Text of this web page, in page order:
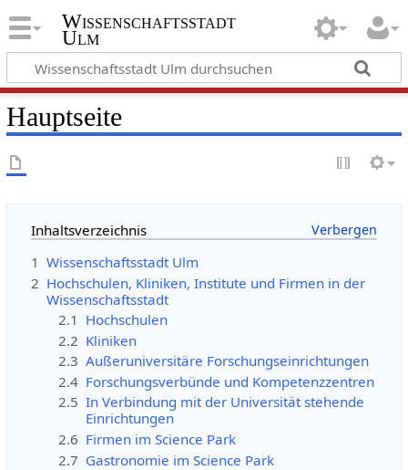
Wissenschaftsstadt
Ulm
Hauptseite
Inhaltsverzeichnis
1 Wissenschaftsstadt Ulm
2 Hochschulen, Kliniken, Institute und Firmen in der
Wissenschaftsstadt
2.1 Hochschulen
2.2 Kliniken
2.3 Außeruniversitäre Forschungseinrichtungen
2.4 Forschungsverbünde und Kompetenzzentren
2.5 In Verbindung mit der Universität stehende
Einrichtungen
2.6 Firmen im Science Park
2.7 Gastronomie im Science Park